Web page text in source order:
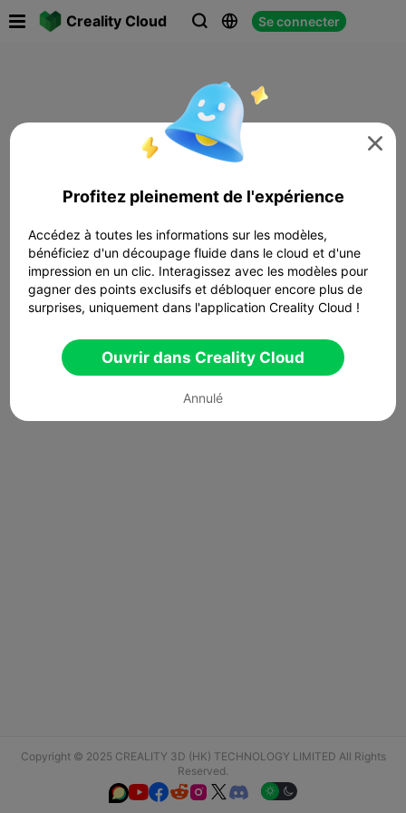
Creality Cloud   Se connecter
Copyright © 2025 CREALITY 3D (HK) TECHNOLOGY LIMITED All Rights
Reserved.
  

Profitez pleinement de l'expérience
Accédez à toutes les informations sur les modèles,
bénéficiez d'un découpage fluide dans le cloud et d'une
impression en un clic. Interagissez avec les modèles pour
gagner des points exclusifs et débloquer encore plus de
surprises, uniquement dans l'application Creality Cloud !
Ouvrir dans Creality Cloud
Annulé